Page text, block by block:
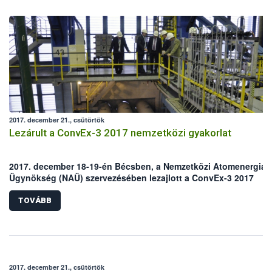
2017. december 21., csütörtök
Lezárult a ConvEx-3 2017 nemzetközi gyakorlat
2017. december 18-19-én Bécsben, a Nemzetközi Atomenergia
Ügynökség (NAÜ) szervezésében lezajlott a ConvEx-3 2017
elnevezésű nukleáris balesetelhárítási gyakorlat értékelő
munkaértekezlete, ezzel lezárult a 2017. június 21-22. között
szimuláció. A kiértékelésen hazánkat az Országos Atomenergia
Nemzeti Élelmiszerlánc-biztonsági Hivatal (Nébih) képviselte.
TOVÁBB
2017. december 21., csütörtök